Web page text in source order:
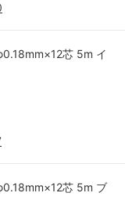
芯 5m イ
芯 5m ブ